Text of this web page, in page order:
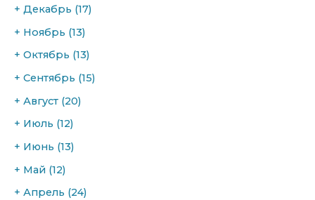
+ Декабрь (17)
+ Ноябрь (13)
+ Октябрь (13)
+ Сентябрь (15)
+ Август (20)
+ Июль (12)
+ Июнь (13)
+ Май (12)
+ Апрель (24)